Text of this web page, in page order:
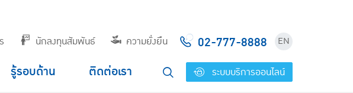
นักลงทุนสัมพันธ์ ความยั่งยืน 02-777-8888 EN
รู้รอบด้าน ติดต่อเรา ระบบบริการออนไลน์